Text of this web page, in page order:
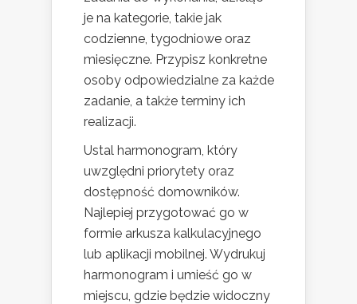
je na kategorie, takie jak
codzienne, tygodniowe oraz
miesięczne. Przypisz konkretne
osoby odpowiedzialne za każde
zadanie, a także terminy ich
realizacji.
Ustal harmonogram, który
uwzględni priorytety oraz
dostępność domowników.
Najlepiej przygotować go w
formie arkusza kalkulacyjnego
lub aplikacji mobilnej. Wydrukuj
harmonogram i umieść go w
miejscu, gdzie będzie widoczny